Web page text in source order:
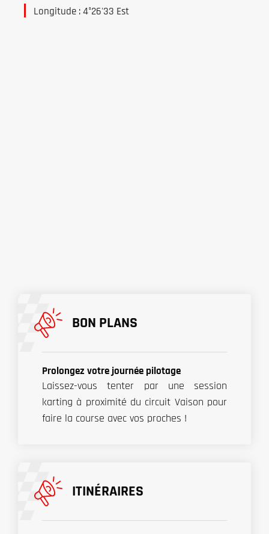
Longitude : 4°26'33 Est
BON PLANS
Prolongez votre journée pilotage
Laissez-vous tenter par une session
karting à proximité du circuit Vaison pour
faire la course avec vos proches !
ITINÉRAIRES